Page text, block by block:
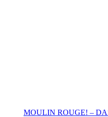
MOULIN ROUGE! –